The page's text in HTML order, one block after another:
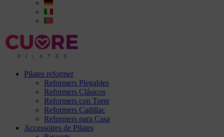
Pilates reformer
Reformers Plegables
Reformers Clásicos
Reformers con Torre
Reformers Cadillac
Reformers para Casa
Accessoires de Pilates